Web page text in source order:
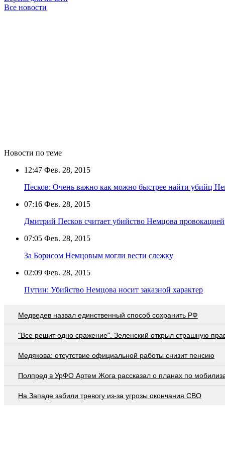
Все новости
Новости по теме
12:47 Фев. 28, 2015
Песков: Очень важно как можно быстрее найти убийц
07:16 Фев. 28, 2015
Дмитрий Песков считает убийство Немцова провокацией
07:05 Фев. 28, 2015
За Борисом Немцовым могли вести слежку
02:09 Фев. 28, 2015
Путин: Убийство Немцова носит заказной характер
Медведев назвал единственный способ сохранить РФ
"Все решит одно сражение". Зеленский открыл страшную
Медякова: отсутствие официальной работы снизит пенсию
Полпред в УрФО Артем Жога рассказал о планах по
На Западе забили тревогу из-за угрозы окончания СВО